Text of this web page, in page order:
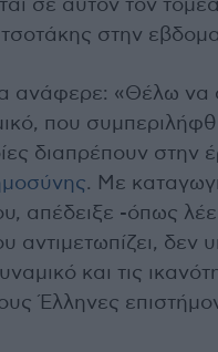
σε αυτόν τον
στην
ανάφερε: «Θέλω να
που
διαπρέπουν στην
. Με
απέδειξε -όπως
αντιμετωπίζει, δεν
και τις
Έλληνες